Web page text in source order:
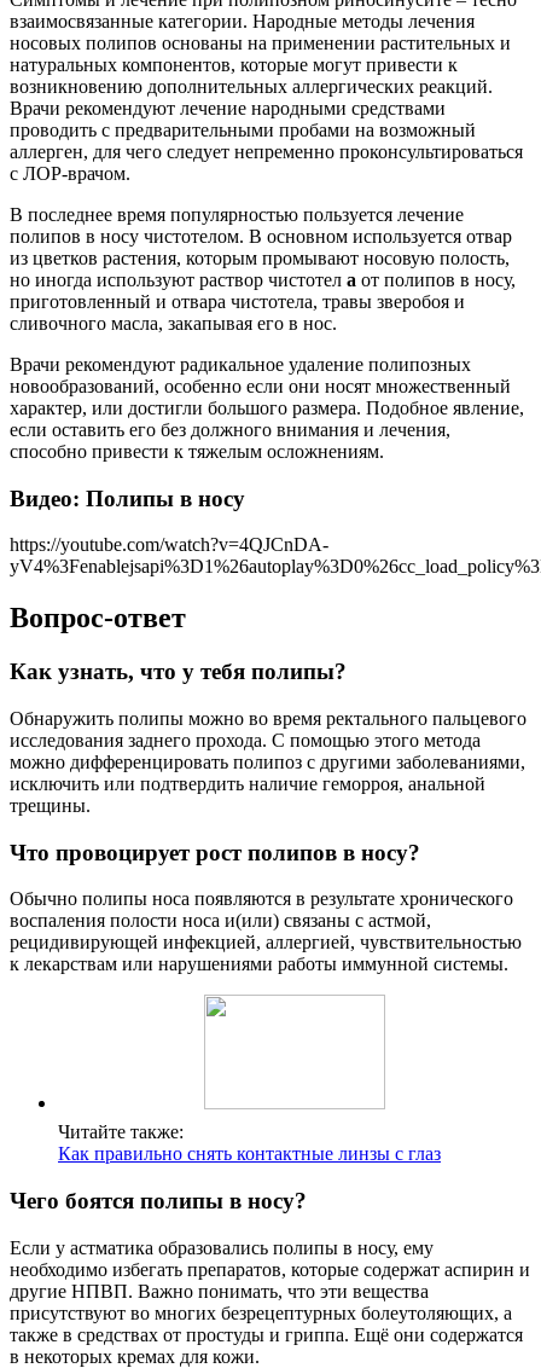
взаимосвязанные категории. Народные методы лечения
носовых полипов основаны на применении растительных и
натуральных компонентов, которые могут привести к
возникновению дополнительных аллергических реакций.
Врачи рекомендуют лечение народными средствами
проводить с предварительными пробами на возможный
аллерген, для чего следует непременно проконсультироваться
с ЛОР-врачом.
В последнее время популярностью пользуется лечение
полипов в носу чистотелом. В основном используется отвар
из цветков растения, которым промывают носовую полость,
но иногда используют раствор чистотел а от полипов в носу,
приготовленный и отвара чистотела, травы зверобоя и
сливочного масла, закапывая его в нос.
Врачи рекомендуют радикальное удаление полипозных
новообразований, особенно если они носят множественный
характер, или достигли большого размера. Подобное явление,
если оставить его без должного внимания и лечения,
способно привести к тяжелым осложнениям.
Видео: Полипы в носу
https://youtube.com/watch?v=4QJCnDA-
Вопрос-ответ
Как узнать, что у тебя полипы?
Обнаружить полипы можно во время ректального пальцевого
исследования заднего прохода. С помощью этого метода
можно дифференцировать полипоз с другими заболеваниями,
исключить или подтвердить наличие геморроя, анальной
трещины.
Что провоцирует рост полипов в носу?
Обычно полипы носа появляются в результате хронического
воспаления полости носа и(или) связаны с астмой,
рецидивирующей инфекцией, аллергией, чувствительностью
к лекарствам или нарушениями работы иммунной системы.
Читайте также:
Как правильно снять контактные линзы с глаз
Чего боятся полипы в носу?
Если у астматика образовались полипы в носу, ему
необходимо избегать препаратов, которые содержат аспирин и
другие НПВП. Важно понимать, что эти вещества
присутствуют во многих безрецептурных болеутоляющих, а
также в средствах от простуды и гриппа. Ещё они содержатся
в некоторых кремах для кожи.